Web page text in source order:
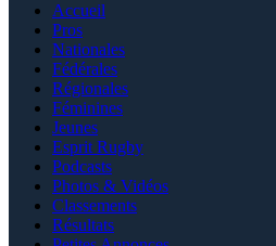
Accueil
Pros
Nationales
Fédérales
Régionales
Féminines
Jeunes
Esprit Rugby
Podcasts
Photos & Vidéos
Classements
Résultats